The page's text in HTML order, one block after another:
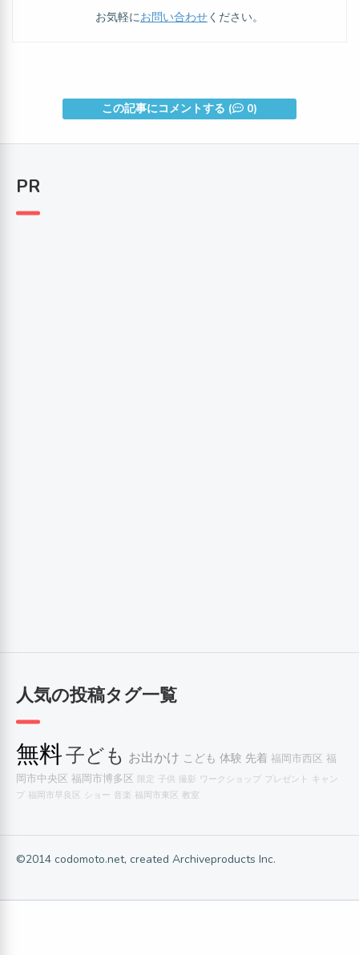
お気軽にお問い合わせください。
この記事にコメントする ( 0)
PR
人気の投稿タグ一覧
無料子ども お出かけ こども 体験 先着 福岡市西区 福
岡市中央区 福岡市博多区 限定 子供 撮影 ワークショップ プレゼント キャン
プ 福岡市早良区 ショー 音楽 福岡市東区 教室
©2014 codomoto.net, created Archiveproducts Inc.